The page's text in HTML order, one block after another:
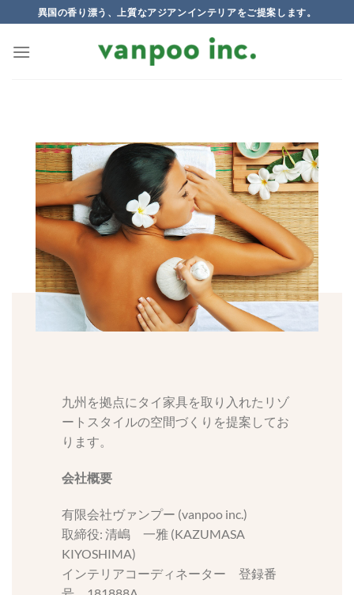
to
content
異国の香り漂う、上質なアジアンインテリアをご提案します。
九州を拠点にタイ家具を取り入れたリゾ
ートスタイルの空間づくりを提案してお
ります。
会社概要
有限会社ヴァンプー (vanpoo inc.)
取締役: 清嶋 一雅 (KAZUMASA
KIYOSHIMA)
インテリアコーディネーター 登録番